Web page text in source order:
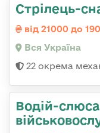
Стрілець-
від 21000 до
Вся Україна
22 окрема
Водій-